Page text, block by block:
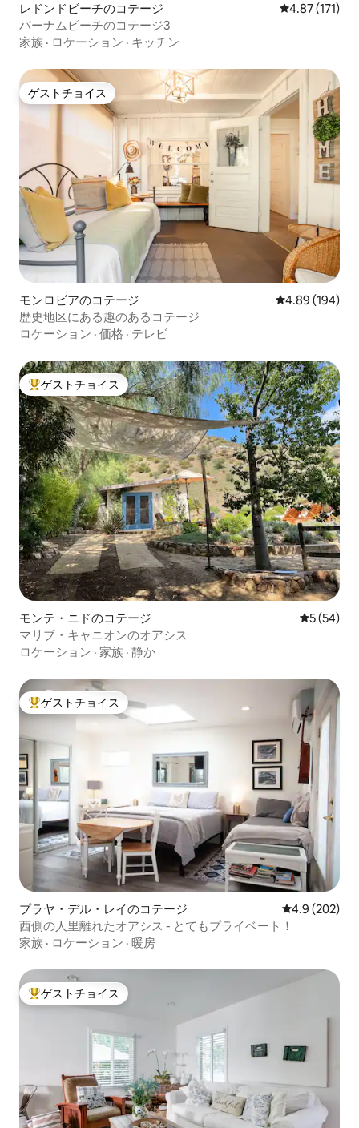
レドンドビーチのコテージ レビュー171
4.87 (171)
バーナムビーチのコテージ3
家族 · ロケーション · キッチン
ゲストチョイス
ゲストチョイス
モンロビアのコテージ レビュー194
4.89 (194)
歴史地区にある趣のあるコテージ
ロケーション · 価格 · テレビ
大好評のゲストチョイスです。
ゲストチョイス
モンテ・ニドのコテージ レビュー
5 (54)
マリブ・キャニオンのオアシス
ロケーション · 家族 · 静か
大好評のゲストチョイスです。
ゲストチョイス
プラヤ・デル・レイのコテージ レビュー202
4.9 (202)
西側の人里離れたオアシス - とてもプライベート！
家族 · ロケーション · 暖房
大好評のゲストチョイスです。
ゲストチョイス